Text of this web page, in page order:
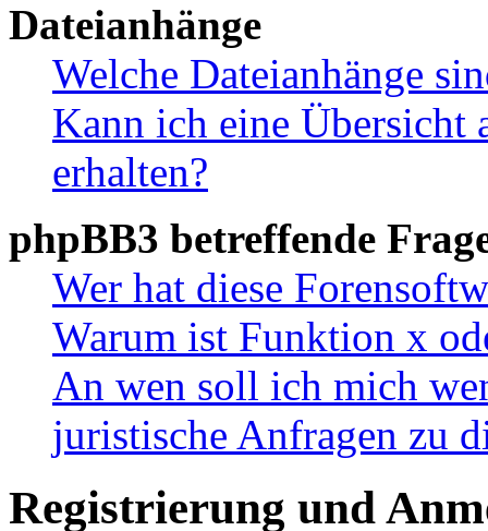
Dateianhänge
Welche Dateianhänge
Kann ich eine Übersicht
erhalten?
phpBB3 betreffende
Wer hat diese
Warum ist Funktion x
An wen soll ich mich
juristische Anfragen zu
Registrierung und